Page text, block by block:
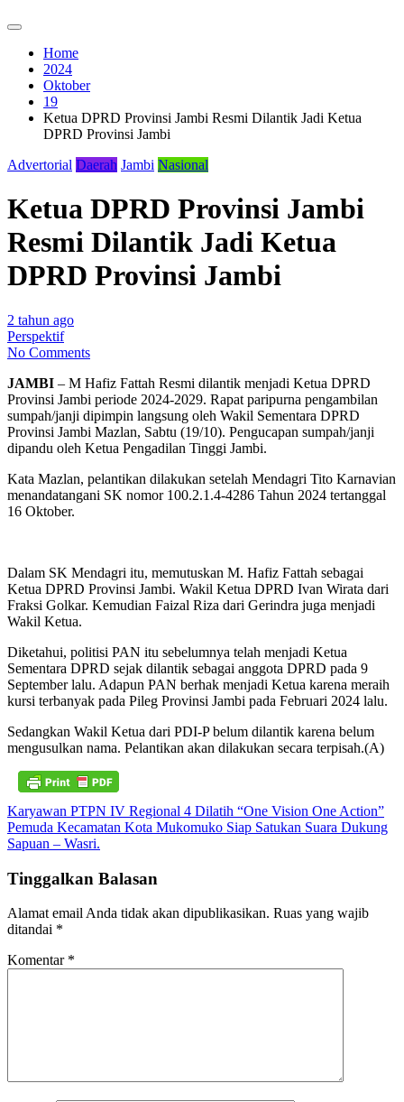
Home
2024
Oktober
19
Ketua DPRD Provinsi Jambi Resmi Dilantik Jadi Ketua
DPRD Provinsi Jambi
Advertorial Daerah Jambi Nasional
Ketua DPRD Provinsi Jambi
Resmi Dilantik Jadi Ketua
DPRD Provinsi Jambi
2 tahun ago
Perspektif
No Comments
JAMBI – M Hafiz Fattah Resmi dilantik menjadi Ketua DPRD
Provinsi Jambi periode 2024-2029. Rapat paripurna pengambilan
sumpah/janji dipimpin langsung oleh Wakil Sementara DPRD
Provinsi Jambi Mazlan, Sabtu (19/10). Pengucapan sumpah/janji
dipandu oleh Ketua Pengadilan Tinggi Jambi.
Kata Mazlan, pelantikan dilakukan setelah Mendagri Tito Karnavian
menandatangani SK nomor 100.2.1.4-4286 Tahun 2024 tertanggal
16 Oktober.
Dalam SK Mendagri itu, memutuskan M. Hafiz Fattah sebagai
Ketua DPRD Provinsi Jambi. Wakil Ketua DPRD Ivan Wirata dari
Fraksi Golkar. Kemudian Faizal Riza dari Gerindra juga menjadi
Wakil Ketua.
Diketahui, politisi PAN itu sebelumnya telah menjadi Ketua
Sementara DPRD sejak dilantik sebagai anggota DPRD pada 9
September lalu. Adapun PAN berhak menjadi Ketua karena meraih
kursi terbanyak pada Pileg Provinsi Jambi pada Februari 2024 lalu.
Sedangkan Wakil Ketua dari PDI-P belum dilantik karena belum
mengusulkan nama. Pelantikan akan dilakukan secara terpisah.(A)
Navigasi
pos
Karyawan PTPN IV Regional 4 Dilatih “One Vision One Action”
Pemuda Kecamatan Kota Mukomuko Siap Satukan Suara Dukung
Sapuan – Wasri.
Tinggalkan Balasan
Alamat email Anda tidak akan dipublikasikan. Ruas yang wajib
ditandai *
Komentar *